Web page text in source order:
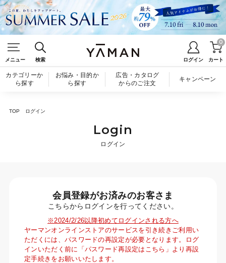
メニュー 検索 ログイン カート
0
カテゴリーか
ら探す
お悩み・目的か
ら探す
広告・カタログ
からのご注文
キャンペーン
TOP ログイン
Login
ログイン
会員登録がお済みのお客さま
こちらからログインを行ってください。
※2024/2/26以降初めてログインされる方へ
ヤーマンオンラインストアのサービスを引き続きご利用い
ただくには、パスワードの再設定が必要となります。ログ
インいただく前に「パスワード再設定はこちら」より再設
定手続きをお願いいたします。